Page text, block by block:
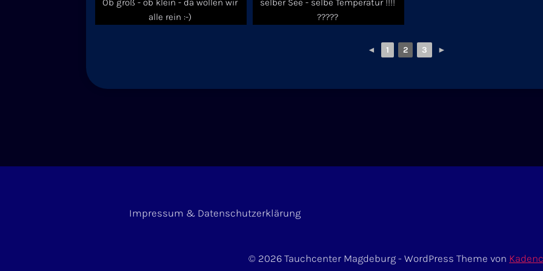
Ob groß - ob klein - da wollen wir
alle rein :-)
selber See - selbe Temperatur !!!!
?????
◄ 1 2 3 ►
Impressum & Datenschutzerklärung
© 2026 Tauchcenter Magdeburg - WordPress Theme von